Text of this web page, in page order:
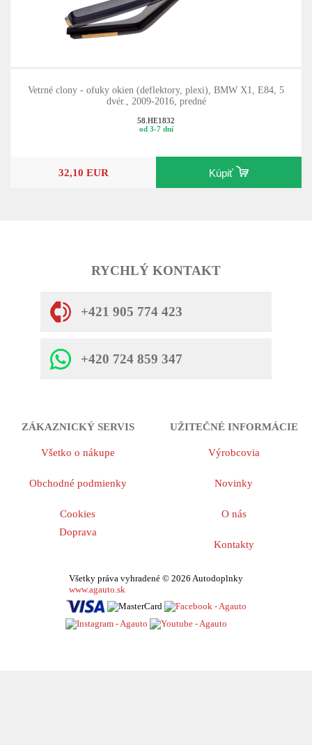
Vetrné clony - ofuky okien (deflektory, plexi), BMW X1, E84, 5
dvér., 2009-2016, predné
58.HE1832
od 3-7 dní
32,10 EUR Kúpiť
RYCHLÝ KONTAKT
+421 905 774 423
+420 724 859 347
ZÁKAZNICKÝ SERVIS
Všetko o nákupe
Obchodné podmienky
Cookies
Doprava
UŽITEČNÉ INFORMÁCIE
Výrobcovia
Novinky
O nás
Kontakty
Všetky práva vyhradené © 2026 Autodoplnky
www.agauto.sk